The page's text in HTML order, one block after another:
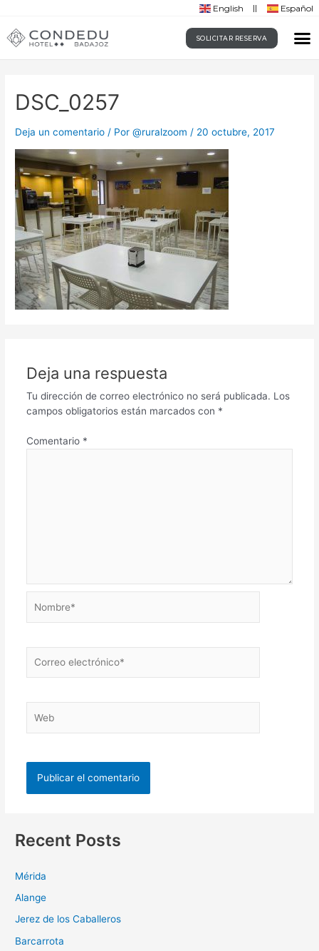
English Español
SOLICITAR RESERVA
DSC_0257
Deja un comentario / Por@ruralzoom / 20 octubre, 2017
Deja una respuesta
Tu dirección de correo electrónico no será publicada. Los
campos obligatorios están marcados con *
Comentario *
Recent Posts
Mérida
Alange
Jerez de los Caballeros
Barcarrota